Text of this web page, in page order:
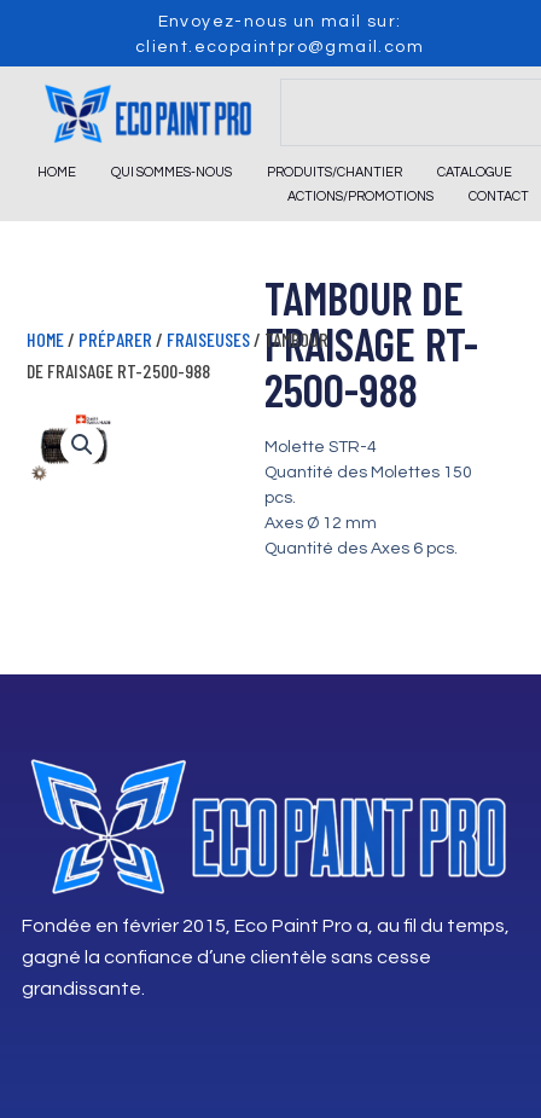
content
Envoyez-nous un mail sur:
client.ecopaintpro@gmail.com
HOME QUI SOMMES-NOUS PRODUITS/CHANTIER
CATALOGUE
ACTIONS/PROMOTIONS
CONTACT
TAMBOUR DE
FRAISAGE RT-
2500-988
Molette STR-4
Quantité des Molettes 150
pcs.
Axes Ø 12 mm
Quantité des Axes 6 pcs.
HOME / PRÉPARER / FRAISEUSES / TAMBOUR
DE FRAISAGE RT-2500-988
Fondée en février 2015, Eco Paint Pro a, au fil du temps,
gagné la confiance d’une clientèle sans cesse
grandissante.